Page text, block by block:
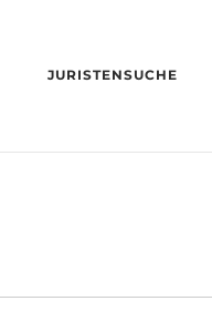
JURISTENSUCHE